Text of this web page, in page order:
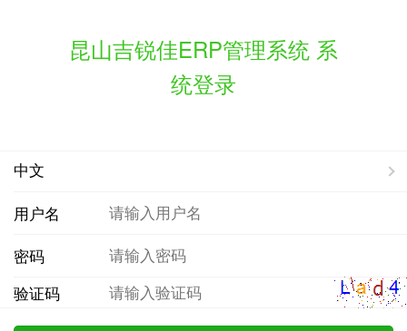
昆山吉锐佳ERP管理系统 系
统登录
用户名
密码
验证码